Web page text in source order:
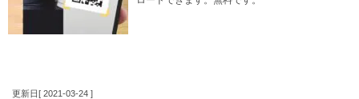
更新日[ 2021-03-24 ]